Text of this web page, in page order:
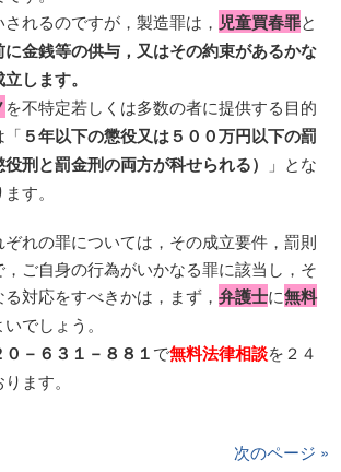
れるのですが，製造罪は， 児童買春罪と
に金銭等の供与，又はその約束があるかな
します。
を不特定若しくは多数の者に提供する目的
「５年以下の懲役又は５００万円以下の罰
刑と罰金刑の両方が科せられる）
」とな
す。
れの罪については，その成立要件，罰則
ご自身の行為がいかなる罪に該当し，そ
対応をすべきかは，まず，弁護士に無料
でしょう。
０－６３１－８８１で無料法律相談を２４
ます。
次のページ »